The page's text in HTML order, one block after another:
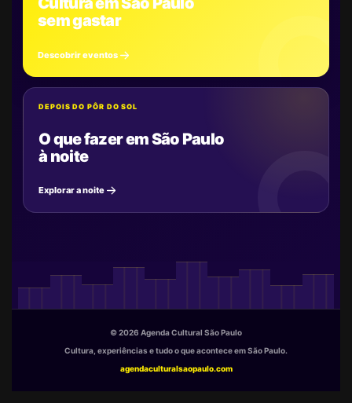
sem gastar
Descobrir eventos
DEPOIS DO PÔR DO SOL
O que fazer em São Paulo
à noite
Explorar a noite
© 2026 Agenda Cultural São Paulo
Cultura, experiências e tudo o que acontece em São Paulo.
agendaculturalsaopaulo.com